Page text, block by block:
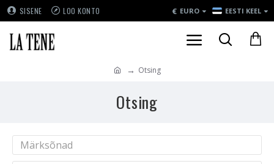
SISENE LOO KONTO € EURO EESTI KEEL
Otsing
Otsing